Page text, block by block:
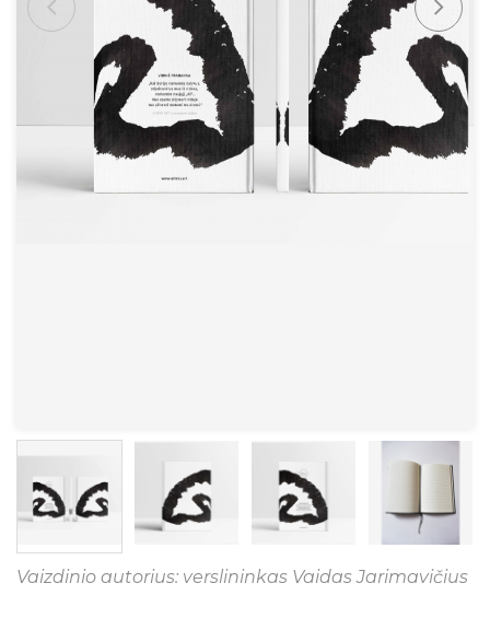
Vaizdinio autorius: verslininkas Vaidas Jarimavičius